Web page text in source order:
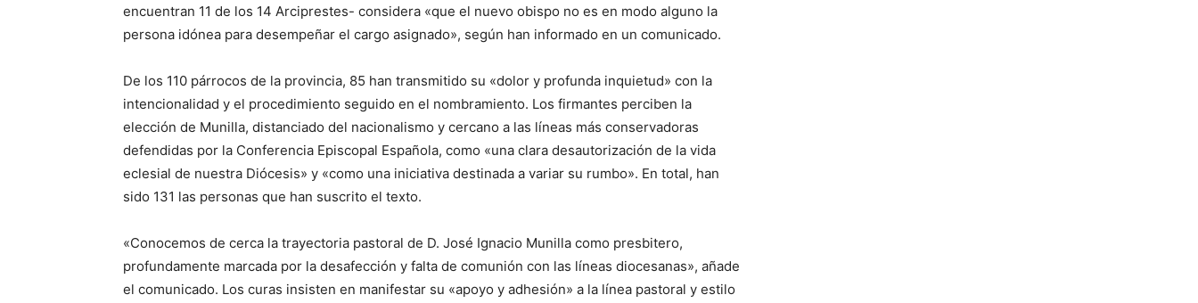
encuentran 11 de los 14 Arciprestes- considera «que el nuevo obispo no es en modo alguno la
persona idónea para desempeñar el cargo asignado», según han informado en un comunicado.
De los 110 párrocos de la provincia, 85 han transmitido su «dolor y profunda inquietud» con la
intencionalidad y el procedimiento seguido en el nombramiento. Los firmantes perciben la
elección de Munilla, distanciado del nacionalismo y cercano a las líneas más conservadoras
defendidas por la Conferencia Episcopal Española, como «una clara desautorización de la vida
eclesial de nuestra Diócesis» y «como una iniciativa destinada a variar su rumbo». En total, han
sido 131 las personas que han suscrito el texto.
«Conocemos de cerca la trayectoria pastoral de D. José Ignacio Munilla como presbitero,
profundamente marcada por la desafección y falta de comunión con las líneas diocesanas», añade
el comunicado. Los curas insisten en manifestar su «apoyo y adhesión» a la línea pastoral y estilo